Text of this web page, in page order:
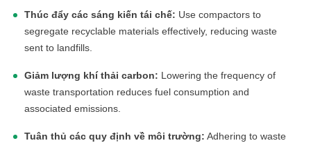
Thúc đẩy các sáng kiến ​​tái chế: Use compactors to
segregate recyclable materials effectively, reducing waste
sent to landfills.
Giảm lượng khí thải carbon: Lowering the frequency of
waste transportation reduces fuel consumption and
associated emissions.
Tuân thủ các quy định về môi trường: Adhering to waste